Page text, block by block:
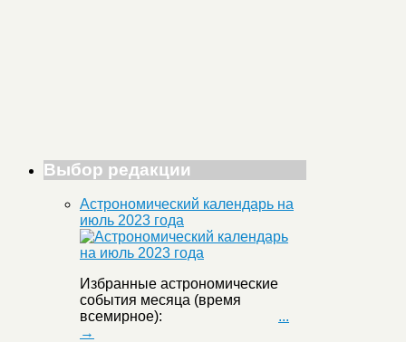
Выбор редакции
Астрономический календарь на
июль 2023 года
Избранные астрономические
события месяца (время
всемирное): ...
→